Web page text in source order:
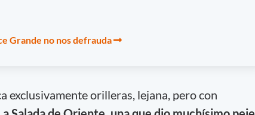
Grande no nos defrauda
exclusivamente orilleras, lejana, pero con